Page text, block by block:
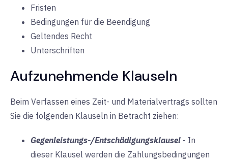
Fristen
Bedingungen für die Beendigung
Geltendes Recht
Unterschriften
Aufzunehmende Klauseln
Beim Verfassen eines Zeit- und Materialvertrags sollten
Sie die folgenden Klauseln in Betracht ziehen:
Gegenleistungs-/Entschädigungsklausel - In
dieser Klausel werden die Zahlungsbedingungen